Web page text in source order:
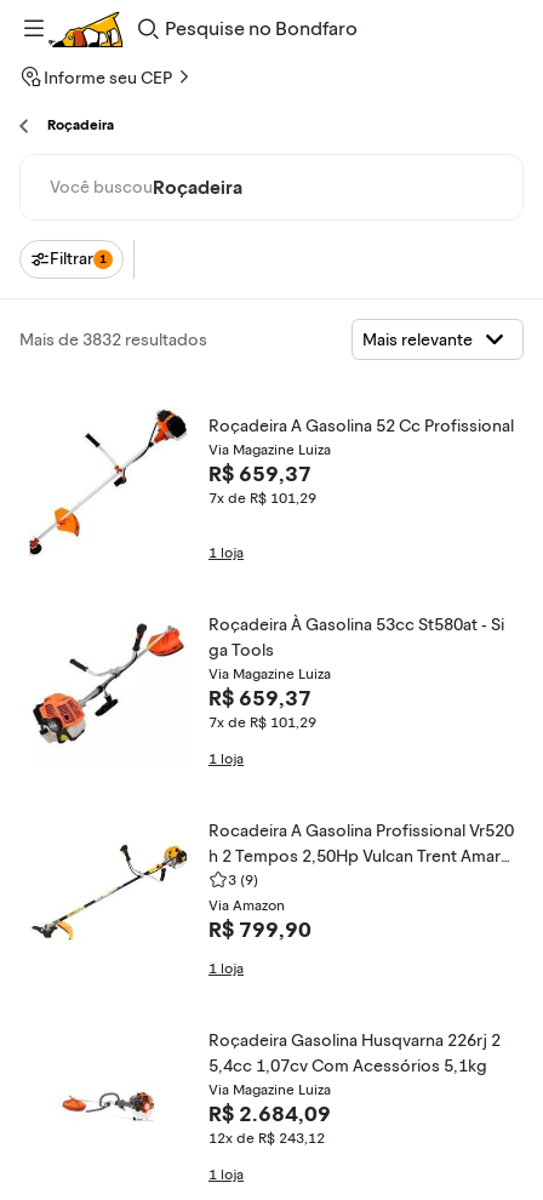
Pesquise
Bondfaro
Informe seu CEP
Roçadeira
Você buscouRoçadeira
Filtrar 1
Mais de 3832 resultados
Roçadeira A Gasolina 52 Cc Profissional
Via Magazine Luiza
R$ 659,37
7x de R$ 101,29
1 loja
Roçadeira À Gasolina 53cc St580at - Si
ga Tools
Via Magazine Luiza
R$ 659,37
7x de R$ 101,29
1 loja
Rocadeira A Gasolina Profissional Vr520
h 2 Tempos 2,50Hp Vulcan Trent Amarel
o 3 (9)
Via Amazon
R$ 799,90
1 loja
Roçadeira Gasolina Husqvarna 226rj 2
5,4cc 1,07cv Com Acessórios 5,1kg
Via Magazine Luiza
R$ 2.684,09
12x de R$ 243,12
1 loja